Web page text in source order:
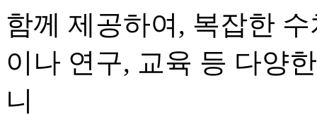
함께 제공하여, 복잡한
이나 연구, 교육 등 다양
니